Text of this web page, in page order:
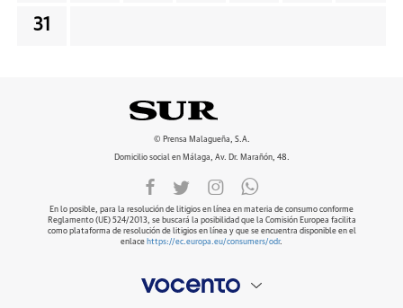
31
© Prensa Malagueña, S.A.
Domicilio social en Málaga, Av. Dr. Marañón, 48.
En lo posible, para la resolución de litigios en línea en materia de consumo conforme
Reglamento (UE) 524/2013, se buscará la posibilidad que la Comisión Europea facilita
como plataforma de resolución de litigios en línea y que se encuentra disponible en el
enlace https://ec.europa.eu/consumers/odr.